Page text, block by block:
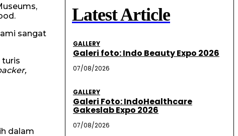
sangat
turis
dalam
Latest Article
GALLERY
Galeri foto: Indo Beauty Expo 2026
07/08/2026
GALLERY
Galeri Foto: IndoHealthcare
Gakeslab Expo 2026
07/08/2026